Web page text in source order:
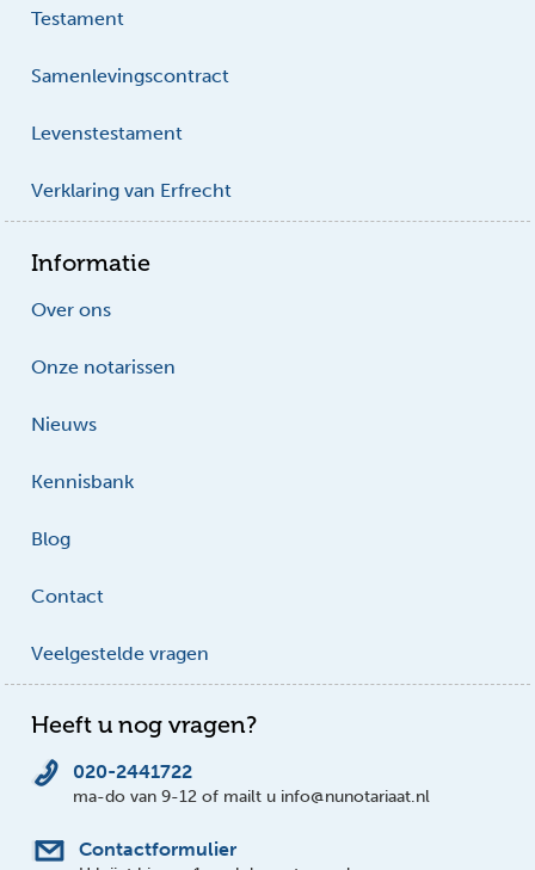
Testament
Samenlevingscontract
Levenstestament
Verklaring van Erfrecht
Informatie
Over ons
Onze notarissen
Nieuws
Kennisbank
Blog
Contact
Veelgestelde vragen
Heeft u nog vragen?
020-2441722
ma-do van 9-12 of mailt u info@nunotariaat.nl
Contactformulier